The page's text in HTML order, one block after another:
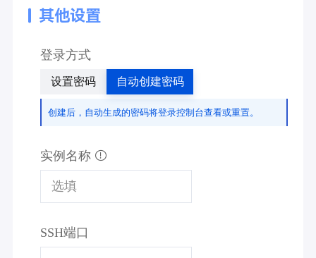
其他设置
登录方式
设置密码 自动创建密码
创建后，自动生成的密码将登录控制台查看或重置。
实例名称
SSH端口